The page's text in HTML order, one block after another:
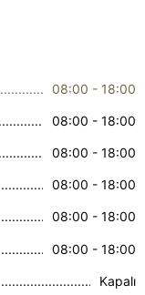
08:00 - 18:00
08:00 - 18:00
08:00 - 18:00
08:00 - 18:00
08:00 - 18:00
08:00 - 18:00
Kapalı